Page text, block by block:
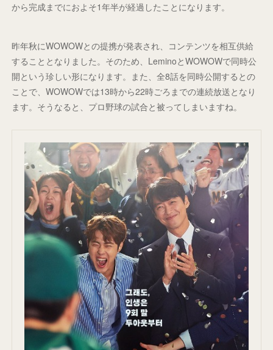
から完成までにおよそ1年半が経過したことになります。
昨年秋にWOWOWとの提携が発表され、コンテンツを相互供給
することとなりました。そのため、LeminoとWOWOWで同時公
開という珍しい形になります。また、全8話を同時公開するとの
ことで、WOWOWでは13時から22時ごろまでの連続放送となり
ます。そうなると、プロ野球の試合と被ってしまいますね。